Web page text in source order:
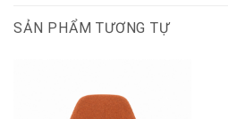
SẢN PHẨM TƯƠNG TỰ